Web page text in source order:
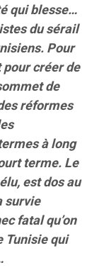
qui blesse…
du sérail
Pour
créer de
de
réformes
à long
terme. Le
est dos au
survie
fatal qu’on
Tunisie qui